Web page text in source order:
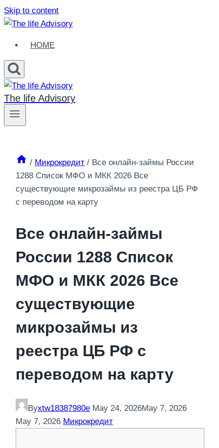
Skip to content
HOME
The life Advisory
/ Микрокредит / Все онлайн-займы России
1288 Список МФО и МКК 2026 Все
существующие микрозаймы из реестра ЦБ РФ
с переводом на карту
Все онлайн-займы
России 1288 Список
МФО и МКК 2026 Все
существующие
микрозаймы из
реестра ЦБ РФ с
переводом на карту
Byxtw18387980e May 24, 2026May 7, 2026
May 7, 2026 Микрокредит